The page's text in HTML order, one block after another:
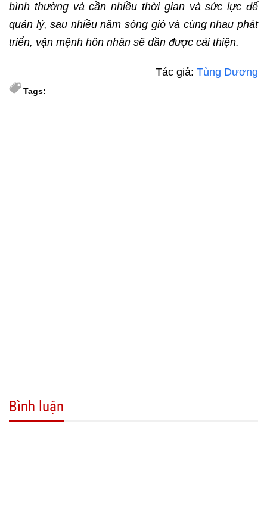
bình thường và cần nhiều thời gian và sức lực để
quản lý, sau nhiều năm sóng gió và cùng nhau phát
triển, vận mệnh hôn nhân sẽ dần được cải thiện.
Tác giả: Tùng Dương
Tags:
Bình luận